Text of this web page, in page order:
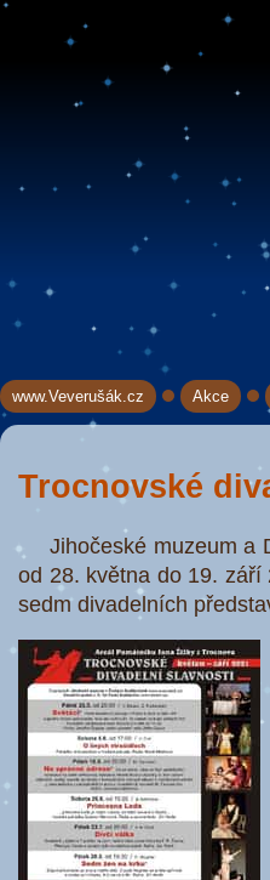
www.Veverušák.cz→ Akce
→
Trocnovské
Jihočeské muzeum a
od 28. května do 19. září
sedm divadelních